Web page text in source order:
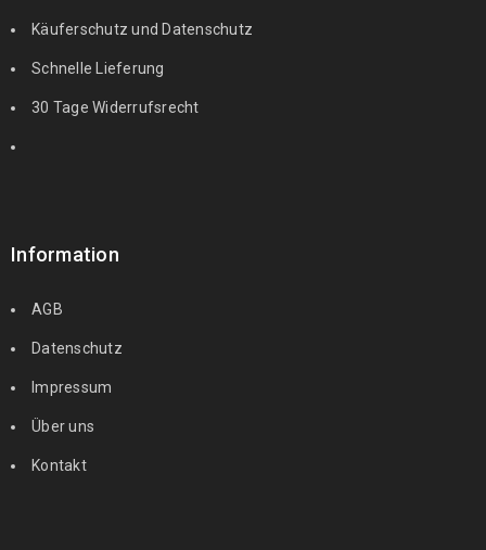
Käuferschutz und Datenschutz
Schnelle Lieferung
30 Tage Widerrufsrecht
Information
AGB
Datenschutz
Impressum
Über uns
Kontakt